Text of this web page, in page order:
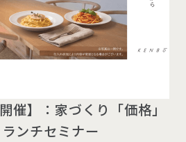
催】：家づくり「価格」
ランチセミナー